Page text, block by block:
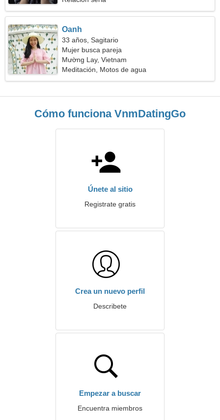
Oanh
33 años, Sagitario
Mujer busca pareja
Mường Lay, Vietnam
Meditación, Motos de agua
Cómo funciona VnmDatingGo
Únete al sitio
Registrate gratis
Crea un nuevo perfil
Describete
Empezar a buscar
Encuentra miembros